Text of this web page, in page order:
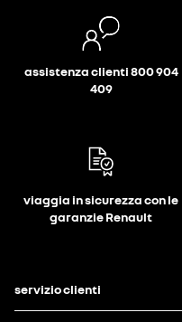
assistenza clienti 800 904
409
viaggia in sicurezza con le
garanzie Renault
servizio clienti